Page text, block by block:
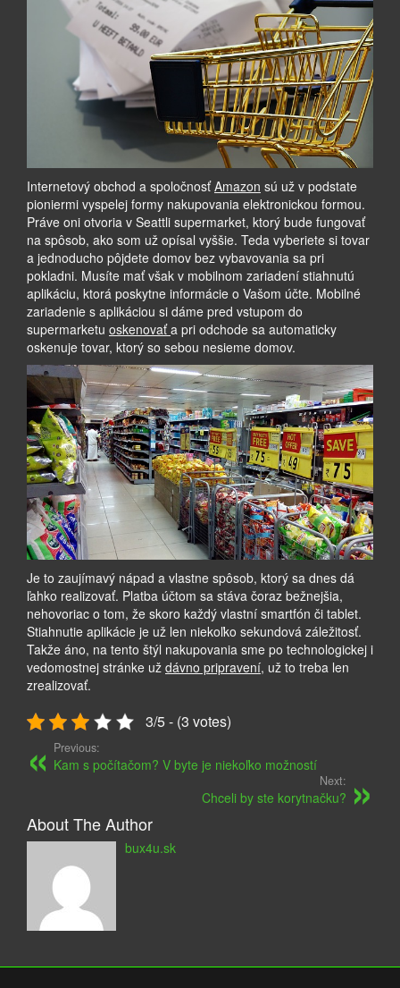
Internetový obchod a spoločnosťAmazon sú už v podstate
pioniermi vyspelej formy nakupovania elektronickou formou.
Práve oni otvoria v Seattli supermarket, ktorý bude fungovať
na spôsob, ako som už opísal vyššie. Teda vyberiete si tovar
a jednoducho pôjdete domov bez vybavovania sa pri
pokladni. Musíte mať však v mobilnom zariadení stiahnutú
aplikáciu, ktorá poskytne informácie o Vašom účte. Mobilné
zariadenie s aplikáciou si dáme pred vstupom do
supermarketu oskenovaťa pri odchode sa automaticky
oskenuje tovar, ktorý so sebou nesieme domov.
Je to zaujímavý nápad a vlastne spôsob, ktorý sa dnes dá
ľahko realizovať. Platba účtom sa stáva čoraz bežnejšia,
nehovoriac o tom, že skoro každý vlastní smartfón či tablet.
Stiahnutie aplikácie je už len niekoľko sekundová záležitosť.
Takže áno, na tento štýl nakupovania sme po technologickej i
vedomostnej stránke už dávno pripravení, už to treba len
zrealizovať.
3/5 - (3 votes)
Previous:
Kam s počítačom? V byte je niekoľko možností
Next:
Chceli by ste korytnačku?
About The Author
bux4u.sk